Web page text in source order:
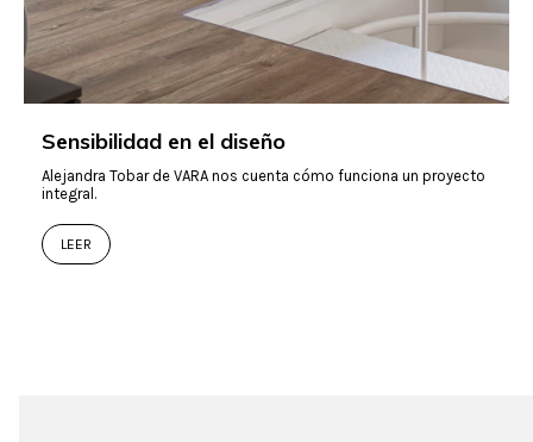
Sensibilidad en el diseño
Alejandra Tobar de VARA nos cuenta cómo funciona un proyecto
integral.
LEER